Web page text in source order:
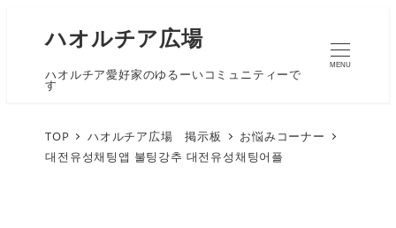
ハオルチア広場
ハオルチア愛好家のゆるーいコミュニティーで
す
MENU
TOP ハオルチア広場 掲示板
お悩みコーナー
대전유성채팅앱 불팅강추 대전유성채팅어플